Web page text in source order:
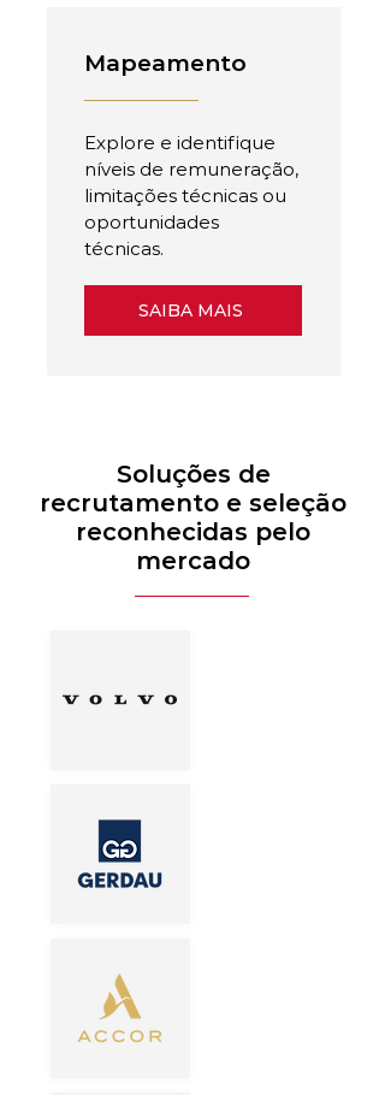
Mapeamento
Explore e identifique
níveis de remuneração,
limitações técnicas ou
oportunidades
técnicas.
SAIBA MAIS
Soluções de
recrutamento e seleção
reconhecidas pelo
mercado